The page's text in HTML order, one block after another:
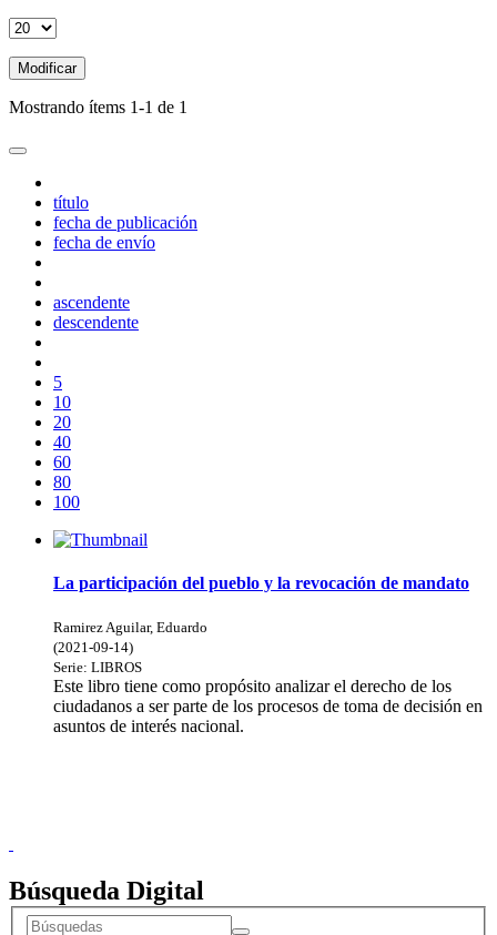
Modificar
Mostrando ítems 1-1 de 1
título
fecha de publicación
fecha de envío
ascendente
descendente
5
10
20
40
60
80
100
La participación del pueblo y la revocación de mandato
Ramirez Aguilar, Eduardo
(2021-09-14)
Serie: LIBROS
Este libro tiene como propósito analizar el derecho de los
ciudadanos a ser parte de los procesos de toma de decisión en
asuntos de interés nacional.
Búsqueda Digital